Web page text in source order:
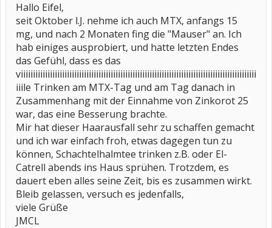
Hallo Eifel,
seit Oktober l.J. nehme ich auch MTX, anfangs 15
mg, und nach 2 Monaten fing die "Mauser" an. Ich
hab einiges ausprobiert, und hatte letzten Endes
das Gefühl, dass es das
viiiiiiiiiiiiiiiiiiiiiiiiiiiiiiiiiiiiiiiiiiiiiiiiiiiiiiiiiiiiiiiiiiiiiiiiiiiiiiiiiiiiiiiiiiiiiiiii
iiile Trinken am MTX-Tag und am Tag danach in
Zusammenhang mit der Einnahme von Zinkorot 25
war, das eine Besserung brachte.
Mir hat dieser Haarausfall sehr zu schaffen gemacht
und ich war einfach froh, etwas dagegen tun zu
können, Schachtelhalmtee trinken z.B. oder El-
Catrell abends ins Haus sprühen. Trotzdem, es
dauert eben alles seine Zeit, bis es zusammen wirkt.
Bleib gelassen, versuch es jedenfalls,
viele Grüße
JMCL